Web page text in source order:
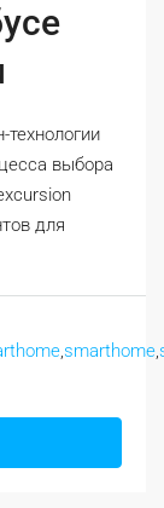
выбора
для
smarthome